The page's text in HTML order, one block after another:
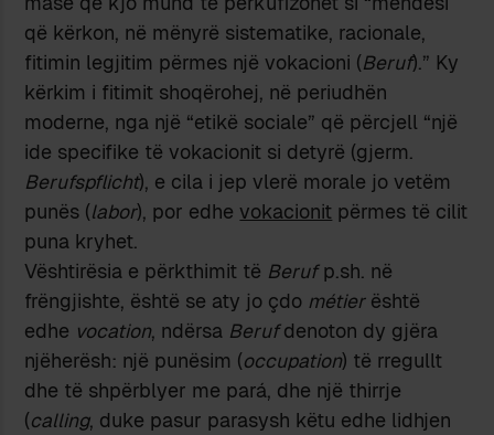
që kërkon, në mënyrë sistematike, racionale,
fitimin legjitim përmes një vokacioni (Beruf).” Ky
kërkim i fitimit shoqërohej, në periudhën
moderne, nga një “etikë sociale” që përcjell “një
ide specifike të vokacionit si detyrë (gjerm.
Berufspflicht), e cila i jep vlerë morale jo vetëm
punës (labor), por edhevokacionit përmes të cilit
puna kryhet.
Vështirësia e përkthimit të Berufp.sh. në
frëngjishte, është se aty jo çdo métierështë
edhe vocation, ndërsa Berufdenoton dy gjëra
njëherësh: një punësim (occupation) të rregullt
dhe të shpërblyer me pará, dhe një thirrje
(calling, duke pasur parasysh këtu edhe lidhjen